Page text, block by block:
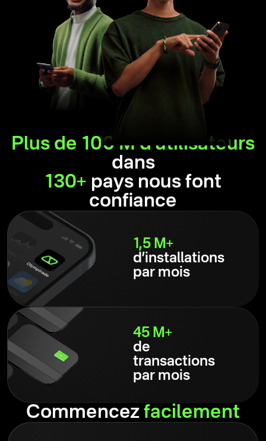
Plus de 100 M d’utilisateurs
dans
130+ pays nous font
confiance
1,5 M+
d’installations
par mois
45 M+
de
transactions
par mois
Commencez facilement